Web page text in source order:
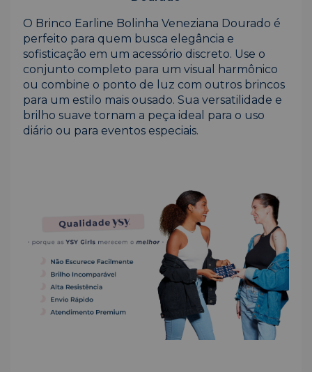
O Brinco Earline Bolinha Veneziana Dourado é
perfeito para quem busca elegância e
sofisticação em um acessório discreto. Use o
conjunto completo para um visual harmônico
ou combine o ponto de luz com outros brincos
para um estilo mais ousado. Sua versatilidade e
brilho suave tornam a peça ideal para o uso
diário ou para eventos especiais.